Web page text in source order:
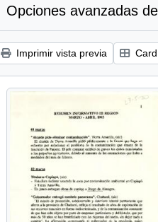
Opciones avanzadas
Imprimir vista previa